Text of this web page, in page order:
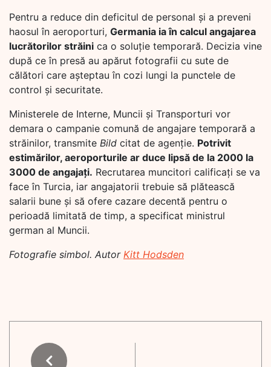
Pentru a reduce din deficitul de personal și a preveni
haosul în aeroporturi, Germania ia în calcul angajarea
lucrătorilor străini ca o soluție temporară. Decizia vine
după ce în presă au apărut fotografii cu sute de
călători care așteptau în cozi lungi la punctele de
control și securitate.
Ministerele de Interne, Muncii și Transporturi vor
demara o campanie comună de angajare temporară a
străinilor, transmite Bild citat de agenție. Potrivit
estimărilor, aeroporturile ar duce lipsă de la 2000 la
3000 de angajați. Recrutarea muncitori calificați se va
face în Turcia, iar angajatorii trebuie să plătească
salarii bune și să ofere cazare decentă pentru o
perioadă limitată de timp, a specificat ministrul
german al Muncii.
Fotografie simbol. Autor Kitt Hodsden